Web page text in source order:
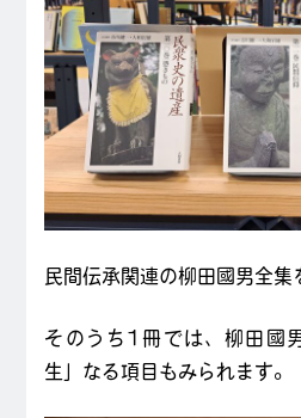
民間伝承関連の柳田國男全集
そのうち1冊では、柳田國
生」なる項目もみられます。